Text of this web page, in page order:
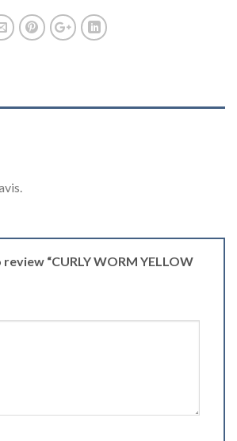
“CURLY WORM YELLOW